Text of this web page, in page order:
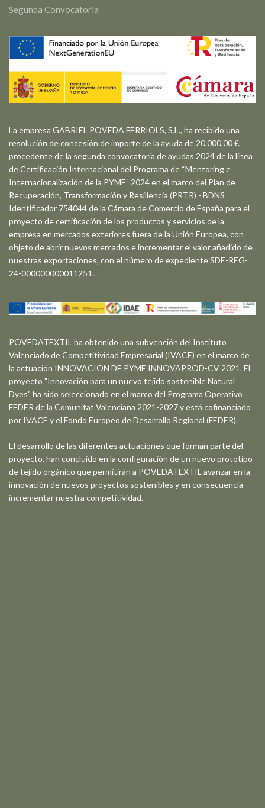
Segunda Convocatoria
La empresa GABRIEL POVEDA FERRIOLS, S.L., ha recibido una
resolución de concesión de importe de la ayuda de 20.000,00 €,
procedente de la segunda convocatoria de ayudas 2024 de la línea
de Certificación Internacional del Programa de “Mentoring e
Internacionalización de la PYME” 2024 en el marco del Plan de
Recuperación, Transformación y Resiliencia (PRTR) - BDNS
Identificador 754044 de la Cámara de Comercio de España para el
proyecto de certificación de los productos y servicios de la
empresa en mercados exteriores fuera de la Unión Europea, con
objeto de abrir nuevos mercados e incrementar el valor añadido de
nuestras exportaciones, con el número de expediente SDE-REG-
24-000000000011251..
POVEDATEXTIL ha obtenido una subvención del Instituto
Valenciado de Competitividad Empresarial (IVACE) en el marco de
la actuación INNOVACION DE PYME INNOVAPROD-CV 2021. El
proyecto "Innovación para un nuevo tejido sostenible Natural
Dyes" ha sido seleccionado en el marco del Programa Operativo
FEDER de la Comunitat Valenciana 2021-2027 y está cofinanciado
por IVACE y el Fondo Europeo de Desarrollo Regional (FEDER).
El desarrollo de las diferentes actuaciones que forman parte del
proyecto, han concluido en la configuración de un nuevo prototipo
de tejido orgánico que permitirán a POVEDATEXTIL avanzar en la
innovación de nuevos proyectos sostenibles y en consecuencia
incrementar nuestra competitividad.